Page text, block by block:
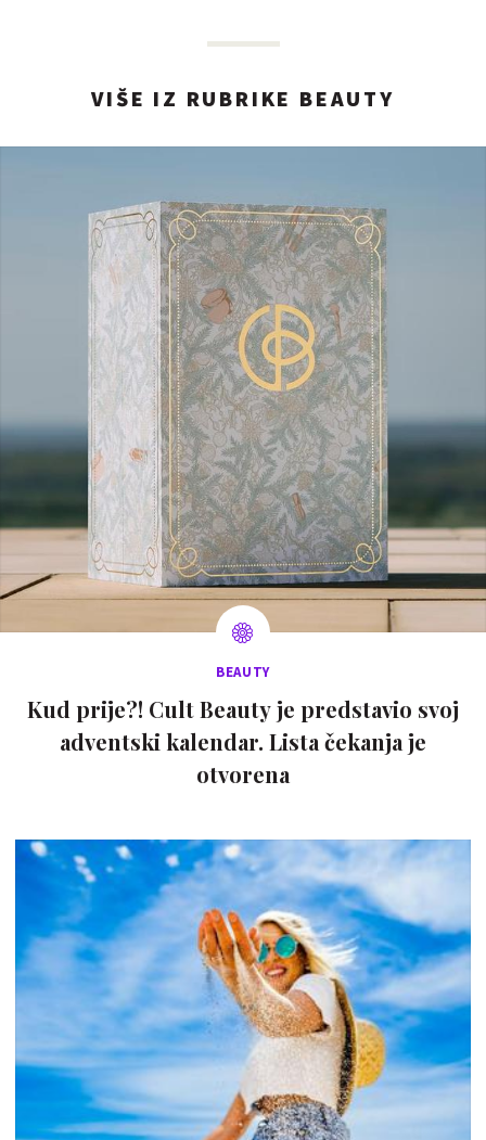
VIŠE IZ RUBRIKE BEAUTY
BEAUTY
Kud prije?! Cult Beauty je predstavio svoj
adventski kalendar. Lista čekanja je
otvorena